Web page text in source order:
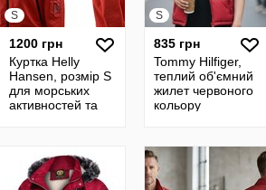
S
1200 грн
Куртка Helly
Hansen, розмір S
для морських
активностей та
Норвегия
S
835 грн
Tommy Hilfiger,
теплий об'ємний
жилет червоного
кольору